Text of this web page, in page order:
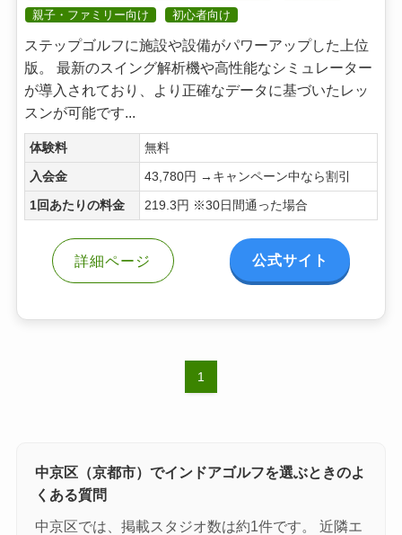
親子・ファミリー向け
初心者向け
ステップゴルフに施設や設備がパワーアップした上位
版。 最新のスイング解析機や高性能なシミュレーター
が導入されており、より正確なデータに基づいたレッ
スンが可能です...
体験料 無料
入会金 43,780円 →キャンペーン中なら割引
1回あたりの料金 219.3円 ※30日間通った場合
詳細ページ 公式サイト
1
中京区（京都市）でインドアゴルフを選ぶときのよ
くある質問
中京区では、掲載スタジオ数は約1件です。 近隣エ